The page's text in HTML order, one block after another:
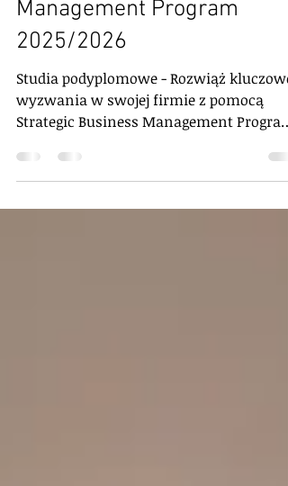
Strategic Business
Management Program
2025/2026
Studia podyplomowe - Rozwiąż kluczowe
Strategic Business Management Program
2024/2025